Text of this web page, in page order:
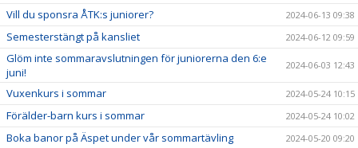
Vill du sponsra ÅTK:s juniorer? 2024-06-13 09:38
Semesterstängt på kansliet 2024-06-12 09:59
Glöm inte sommaravslutningen för juniorerna den 6:e
juni!
2024-06-03 12:43
Vuxenkurs i sommar 2024-05-24 10:15
Förälder-barn kurs i sommar 2024-05-24 10:02
Boka banor på Äspet under vår sommartävling 2024-05-20 09:20